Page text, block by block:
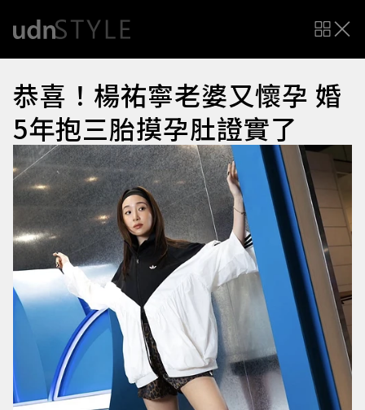
恭喜！楊祐寧老婆又懷孕 婚
5年抱三胎摸孕肚證實了